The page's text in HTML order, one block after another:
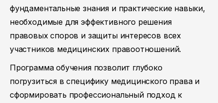
фундаментальные знания и практические навыки,
необходимые для эффективного решения
правовых споров и защиты интересов всех
участников медицинских правоотношений.
Программа обучения позволит глубоко
погрузиться в специфику медицинского права и
сформировать профессиональный подход к